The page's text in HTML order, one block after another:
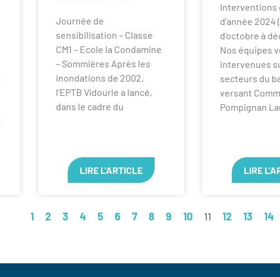
Journée de
sensibilisation – Classe
CM1 – Ecole la Condamine
– Sommières Après les
inondations de 2002,
l’EPTB Vidourle a lancé,
dans le cadre du
LIRE L'ARTICLE
Interventions
d’année 2024
d’octobre à
Nos équipes
intervenues
secteurs du
versant
Pompignan
LIRE
1 2 3 4 5 6 7 8 9 10 11 12 13 14